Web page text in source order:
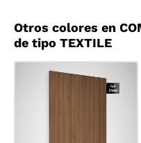
Otros colores en
de tipo TEXTILE